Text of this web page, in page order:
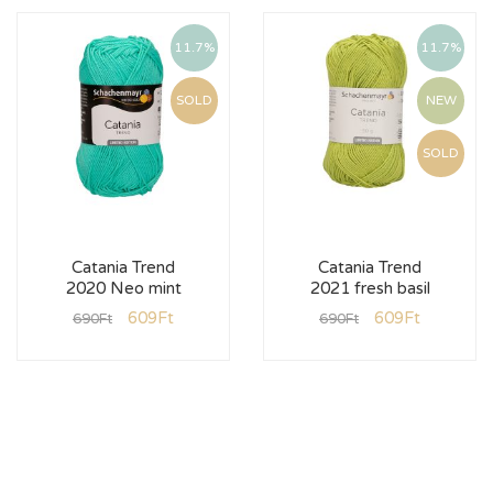
11.7%
SOLD
Catania Trend
2020 Neo mint
690Ft 609Ft
11.7%
NEW
SOLD
Catania Trend
2021 fresh basil
690Ft 609Ft